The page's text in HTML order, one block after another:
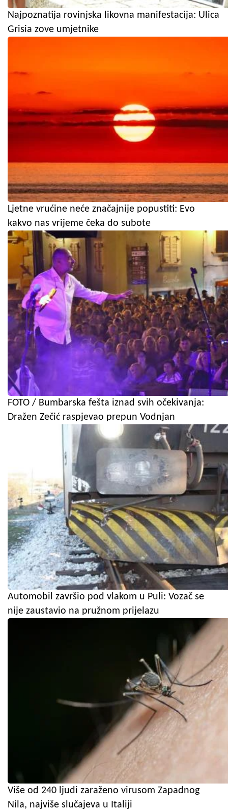
Najpoznatija rovinjska likovna manifestacija: Ulica
Grisia zove umjetnike
Ljetne vrućine neće značajnije popustiti: Evo
kakvo nas vrijeme čeka do subote
FOTO / Bumbarska fešta iznad svih očekivanja:
Dražen Zečić raspjevao prepun Vodnjan
Automobil završio pod vlakom u Puli: Vozač se
nije zaustavio na pružnom prijelazu
Više od 240 ljudi zaraženo virusom Zapadnog
Nila, najviše slučajeva u Italiji